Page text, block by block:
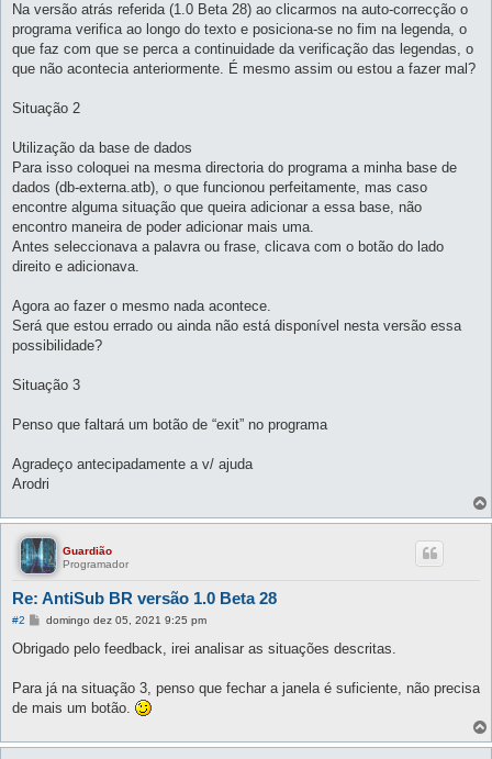
Na versão atrás referida (1.0 Beta 28) ao clicarmos na auto-correcção o
programa verifica ao longo do texto e posiciona-se no fim na legenda, o
que faz com que se perca a continuidade da verificação das legendas, o
que não acontecia anteriormente. É mesmo assim ou estou a fazer mal?
Situação 2
Utilização da base de dados
Para isso coloquei na mesma directoria do programa a minha base de
dados (db-externa.atb), o que funcionou perfeitamente, mas caso
encontre alguma situação que queira adicionar a essa base, não
encontro maneira de poder adicionar mais uma.
Antes seleccionava a palavra ou frase, clicava com o botão do lado
direito e adicionava.
Agora ao fazer o mesmo nada acontece.
Será que estou errado ou ainda não está disponível nesta versão essa
possibilidade?
Situação 3
Penso que faltará um botão de “exit” no programa
Agradeço antecipadamente a v/ ajuda
Arodri
Guardião
Programador
Re: AntiSub BR versão 1.0 Beta 28
#2
M
n
s
g
e
m
domingo dez 05, 2021 9:25 pm
Obrigado pelo feedback, irei analisar as situações descritas.
Para já na situação 3, penso que fechar a janela é suficiente, não precisa
de mais um botão.